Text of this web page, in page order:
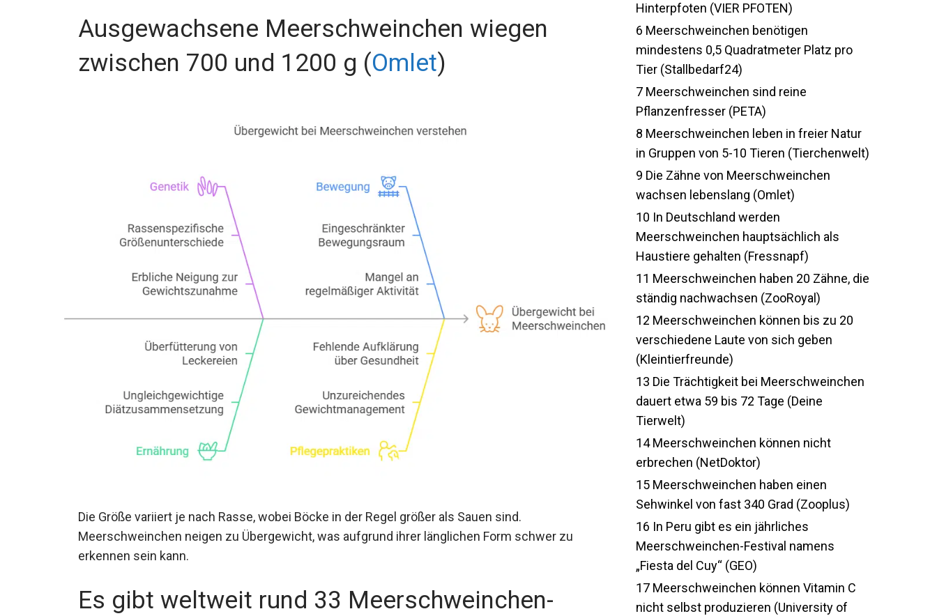
Ausgewachsene Meerschweinchen wiegen
zwischen 700 und 1200 g (Omlet)
Die Größe variiert je nach Rasse, wobei Böcke in der Regel größer als Sauen sind.
Meerschweinchen neigen zu Übergewicht, was aufgrund ihrer länglichen Form schwer zu
erkennen sein kann.
Es gibt weltweit rund 33 Meerschweinchen-
Hinterpfoten (VIER PFOTEN)
6 Meerschweinchen benötigen
mindestens 0,5 Quadratmeter Platz pro
Tier (Stallbedarf24)
7 Meerschweinchen sind reine
Pflanzenfresser (PETA)
8 Meerschweinchen leben in freier Natur
in Gruppen von 5-10 Tieren (Tierchenwelt)
9 Die Zähne von Meerschweinchen
wachsen lebenslang (Omlet)
10 In Deutschland werden
Meerschweinchen hauptsächlich als
Haustiere gehalten (Fressnapf)
11 Meerschweinchen haben 20 Zähne, die
ständig nachwachsen (ZooRoyal)
12 Meerschweinchen können bis zu 20
verschiedene Laute von sich geben
(Kleintierfreunde)
13 Die Trächtigkeit bei Meerschweinchen
dauert etwa 59 bis 72 Tage (Deine
Tierwelt)
14Meerschweinchen können nicht
erbrechen (NetDoktor)
15 Meerschweinchen haben einen
Sehwinkel von fast 340 Grad (Zooplus)
16 In Peru gibt es ein jährliches
Meerschweinchen-Festival namens
„Fiesta del Cuy“ (GEO)
17 Meerschweinchen können Vitamin C
nicht selbst produzieren (University of